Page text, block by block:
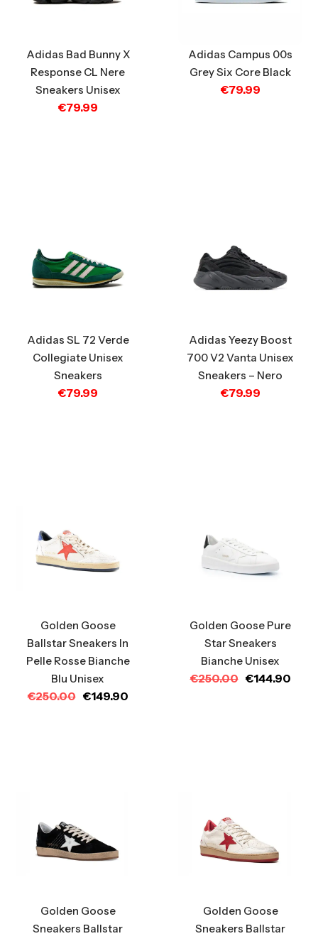
Adidas Bad Bunny X
Response CL Nere
Sneakers Unisex
€79.99
Adidas Campus 00s
Grey Six Core Black
€79.99
Adidas SL 72 Verde
Collegiate Unisex
Sneakers
€79.99
Adidas Yeezy Boost
700 V2 Vanta Unisex
Sneakers – Nero
€79.99
Golden Goose
Ballstar Sneakers In
Pelle Rosse Bianche
Blu Unisex
€250.00 €149.90
Golden Goose Pure
Star Sneakers
Bianche Unisex
€250.00 €144.90
Golden Goose
Sneakers Ballstar
Golden Goose
Sneakers Ballstar